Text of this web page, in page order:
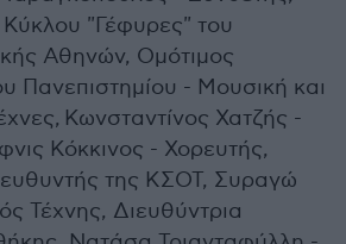
"Γέφυρες" του
Αθηνών, Ομότιμος
Πανεπιστημίου - Μουσική και
Κωνσταντίνος Χατζής -
Κόκκινος - Χορευτής,
της ΚΣΟΤ, Συραγώ
Τέχνης, Διευθύντρια